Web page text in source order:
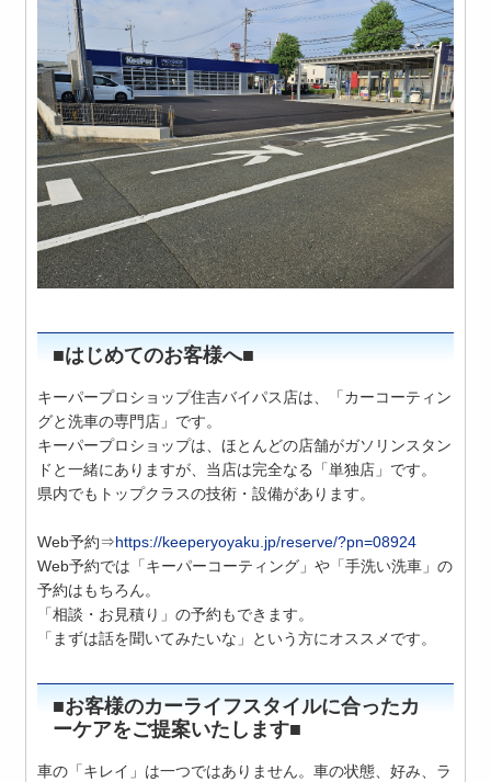
■はじめてのお客様へ■
キーパープロショップ住吉バイパス店は、「カーコーティン
グと洗車の専門店」です。
キーパープロショップは、ほとんどの店舗がガソリンスタン
ドと一緒にありますが、当店は完全なる「単独店」です。
県内でもトップクラスの技術・設備があります。
Web予約⇒https://keeperyoyaku.jp/reserve/?pn=08924
Web予約では「キーパーコーティング」や「手洗い洗車」の
予約はもちろん。
「相談・お見積り」の予約もできます。
「まずは話を聞いてみたいな」という方にオススメです。
■お客様のカーライフスタイルに合ったカ
ーケアをご提案いたします■
車の「キレイ」は一つではありません。車の状態、好み、ラ